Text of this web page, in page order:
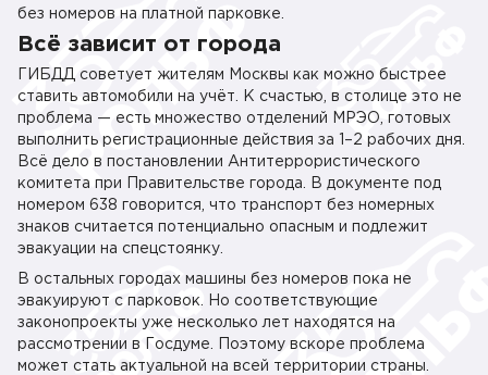
без номеров на платной парковке.
Всё зависит от города
ГИБДД советует жителям Москвы как можно быстрее
ставить автомобили на учёт. К счастью, в столице это не
проблема — есть множество отделений МРЭО, готовых
выполнить регистрационные действия за 1–2 рабочих дня.
Всё дело в постановлении Антитеррористического
комитета при Правительстве города. В документе под
номером 638 говорится, что транспорт без номерных
знаков считается потенциально опасным и подлежит
эвакуации на спецстоянку.
В остальных городах машины без номеров пока не
эвакуируют с парковок. Но соответствующие
законопроекты уже несколько лет находятся на
рассмотрении в Госдуме. Поэтому вскоре проблема
может стать актуальной на всей территории страны.